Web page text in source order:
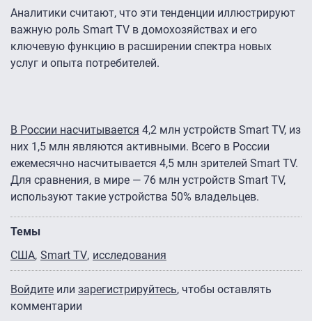
Аналитики считают, что эти тенденции иллюстрируют
важную роль Smart TV в домохозяйствах и его
ключевую функцию в расширении спектра новых
услуг и опыта потребителей.
В России насчитывается 4,2 млн устройств Smart TV, из
них 1,5 млн являются активными. Всего в России
ежемесячно насчитывается 4,5 млн зрителей Smart TV.
Для сравнения, в мире — 76 млн устройств Smart TV,
используют такие устройства 50% владельцев.
Темы
США Smart TV исследования
Войдите или зарегистрируйтесь, чтобы оставлять
комментарии